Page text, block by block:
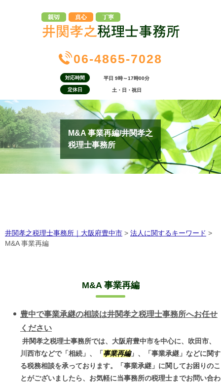
06-4865-7028
対応時間 平日 9時～17時00分
定休日 土・日・祝日
M&A 事業再編/井関孝之
税理士事務所
井関孝之税理士事務所｜大阪府豊中市 > 法人に関するキーワード >
M&A 事業再編
M&A 事業再編
豊中で事業承継の相談は井関孝之税理士事務所へお任せ
ください
井関孝之税理士事務所では、大阪府豊中市を中心に、吹田市、
川西市などで「相続」、「 事業再編」、「事業承継」などに関す
る税務相談を承っております。「事業承継」に関してお困りのこ
とがございましたら、お気軽に当事務所の税理士までお問い合わ